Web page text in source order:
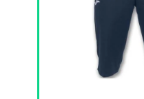
Tv e Home Cinema
Smart home
Videogiochi